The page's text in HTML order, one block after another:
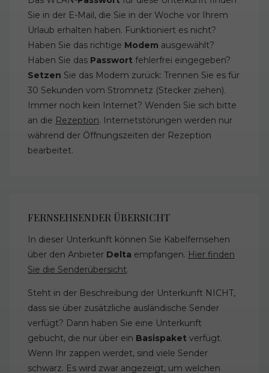
Sie in der E-Mail, die Sie in der Woche vor Ihrem
Urlaub erhalten haben. Funktioniert es nicht?
Haben Sie das richtige Modem ausgewählt?
Haben Sie das Passwort fehlerfrei eingegeben?
Setzen Sie das Modem zurück: Trennen Sie es für
30 Sekunden vom Stromnetz (Stecker ziehen).
Immer noch kein Internet? Wenden Sie sich bitte
an die Rezeption. Internetstörungen werden nur
während der Öffnungszeiten der Rezeption
bearbeitet.
FERNSEHSENDER ÜBERSICHT
In dieser Unterkunft können Sie Kabelfernsehen
über den Anbieter Delta empfangen. Hier finden
Sie die Senderübersicht.
Steht in der Beschreibung der Unterkunft NICHT,
dass sie über zusätzliche ausländische Sender
verfügt? Dann haben Sie eine Unterkunft
gebucht, die nur über ein Basispaket verfügt.
Wenn Ihr zappen werdet, sind viele Sender
schwarz. Es wird zwar angezeigt, um welchen